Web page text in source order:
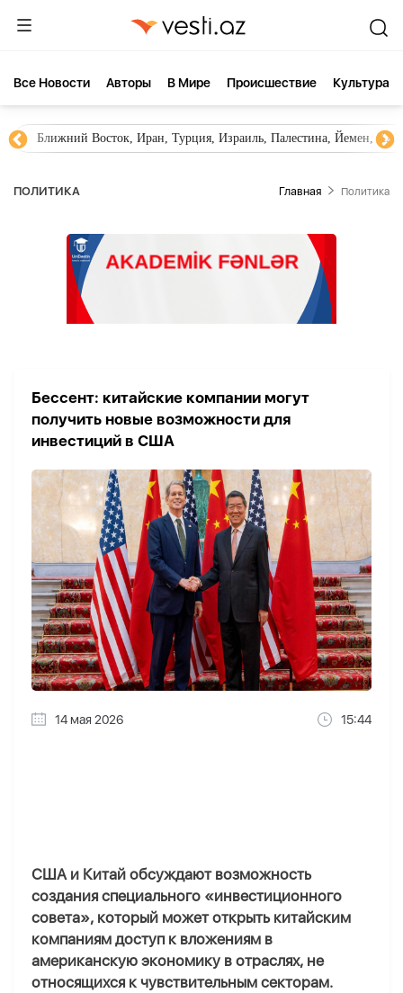
Все Новости Aвторы В Мире Происшествие Культура
Ближний Восток, Иран, Турция, Израиль, Палестина, Йемен,
ПОЛИТИКА Главная Политика
Бессент: китайские компании могут
получить новые возможности для
инвестиций в США
14 мая 2026 15:44
США и Китай обсуждают возможность
создания специального «инвестиционного
совета», который может открыть китайским
компаниям доступ к вложениям в
американскую экономику в отраслях, не
относящихся к чувствительным секторам.